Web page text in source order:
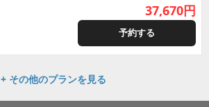
37,670円
予約する
+ その他のプランを見る